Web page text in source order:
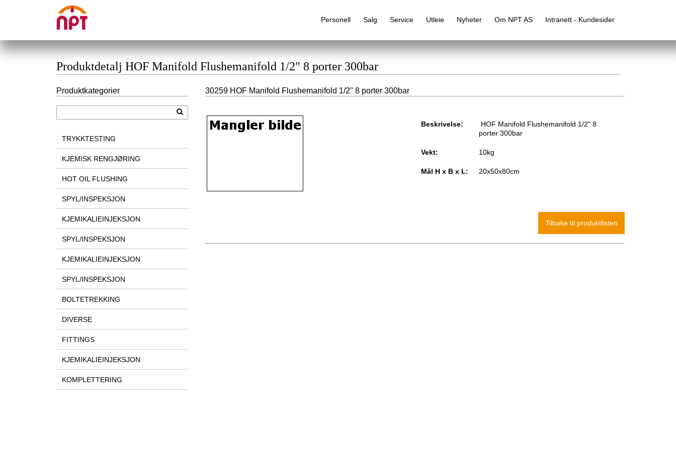
Personell Salg Service Utleie Nyheter Om NPT AS Intranett - Kundesider
Produktdetalj HOF Manifold Flushemanifold 1/2" 8 porter 300bar
30259 HOF Manifold Flushemanifold 1/2" 8 porter 300bar
Beskrivelse:
HOF Manifold Flushemanifold 1/2" 8
porter 300bar
Vekt: 10kg
Mål H x B x L: 20x50x80cm
Produktkategorier
TRYKKTESTING
KJEMISK RENGJØRING
HOT OIL FLUSHING
SPYL/INSPEKSJON
KJEMIKALIEINJEKSJON
SPYL/INSPEKSJON
KJEMIKALIEINJEKSJON
SPYL/INSPEKSJON
BOLTETREKKING
DIVERSE
FITTINGS
KJEMIKALIEINJEKSJON
KOMPLETTERING